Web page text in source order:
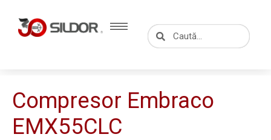
content
CautăCaută
Compresor Embraco
EMX55CLC